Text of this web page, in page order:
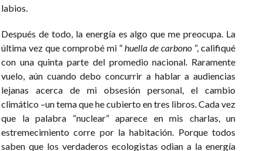
labios.
Después de todo, la energía es algo que me preocupa. La
última vez que comprobé mi “huella de carbono ”, califiqué
con una quinta parte del promedio nacional. Raramente
vuelo, aún cuando debo concurrir a hablar a audiencias
lejanas acerca de mi obsesión personal, el cambio
climático –un tema que he cubierto en tres libros. Cada vez
que la palabra “nuclear” aparece en mis charlas, un
estremecimiento corre por la habitación. Porque todos
saben que los verdaderos ecologistas odian a la energía